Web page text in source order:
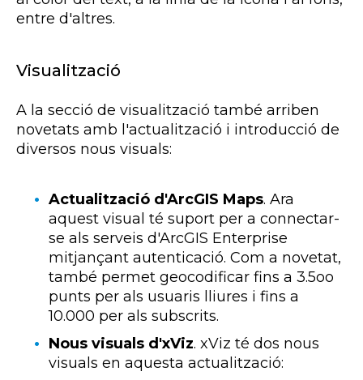
entre d'altres.
Visualització
A la secció de visualització també arriben
novetats amb l'actualització i introducció de
diversos nous visuals:
Actualització d'ArcGIS Maps. Ara
aquest visual té suport per a connectar-
se als serveis d'ArcGIS Enterprise
mitjançant autenticació. Com a novetat,
també permet geocodificar fins a 3.5oo
punts per als usuaris lliures i fins a
10.000 per als subscrits.
Nous visuals d'xViz. xViz té dos nous
visuals en aquesta actualització: